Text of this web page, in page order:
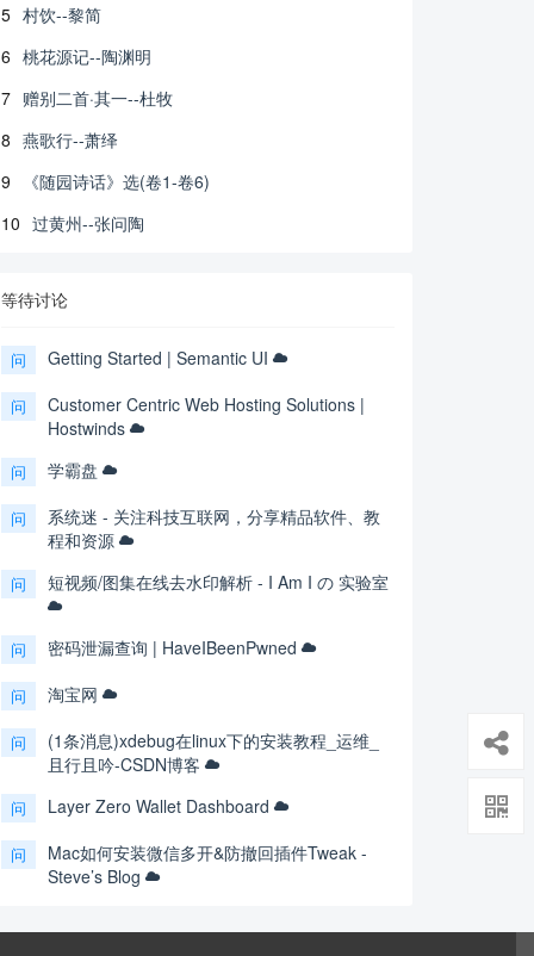
5 村饮--黎简
6 桃花源记--陶渊明
7 赠别二首·其一--杜牧
8 燕歌行--萧绎
9
《随园诗话》选(卷1-卷6)
10 过黄州--张问陶
等待讨论
问 Getting Started | Semantic UI
问
Customer Centric Web Hosting Solutions |
Hostwinds
问 学霸盘
问
系统迷 - 关注科技互联网，分享精品软件、教
程和资源
问 短视频/图集在线去水印解析 - I Am I の 实验室
问 密码泄漏查询 | HaveIBeenPwned
问 淘宝网
问
(1条消息)xdebug在linux下的安装教程_运维_
且行且吟-CSDN博客
问 Layer Zero Wallet Dashboard
问
Mac如何安装微信多开&防撤回插件Tweak -
Steve’s Blog